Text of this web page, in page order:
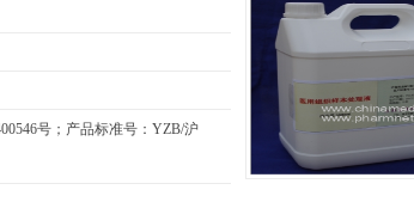
号；产品标准号：YZB/沪